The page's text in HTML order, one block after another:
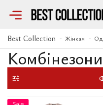
Комбінезони
Best Collection Жінкам